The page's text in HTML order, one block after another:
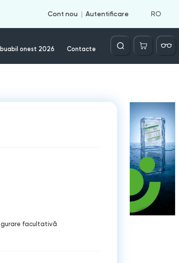
Cont nou Autentificare RO
onest 2026 Contacte
Căutare
facultativă